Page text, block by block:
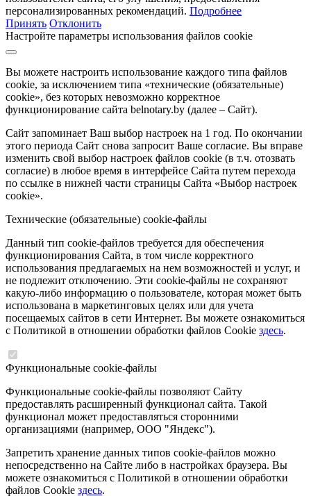
персонализированных рекомендаций. Подробнее
Принять Отклонить
Настройте параметры использования файлов cookie
Вы можете настроить использование каждого типа файлов
cookie, за исключением типа «технические (обязательные)
cookie», без которых невозможно корректное
функционирование сайта belnotary.by (далее – Сайт).
Сайт запоминает Ваш выбор настроек на 1 год. По окончании
этого периода Сайт снова запросит Ваше согласие. Вы вправе
изменить свой выбор настроек файлов cookie (в т.ч. отозвать
согласие) в любое время в интерфейсе Сайта путем перехода
по ссылке в нижней части страницы Сайта «Выбор настроек
cookie».
Технические (обязательные) cookie-файлы
Данный тип cookie-файлов требуется для обеспечения
функционирования Сайта, в том числе корректного
использования предлагаемых на нем возможностей и услуг, и
не подлежит отключению. Эти cookie-файлы не сохраняют
какую-либо информацию о пользователе, которая может быть
использована в маркетинговых целях или для учета
посещаемых сайтов в сети Интернет. Вы можете ознакомиться
с Политикой в отношении обработки файлов Cookie здесь.
Функциональные cookie-файлы
Функциональные cookie-файлы позволяют Сайту
предоставлять расширенный функционал сайта. Такой
функционал может предоставляться сторонними
организациями (например, ООО "Яндекс").
Запретить хранение данных типов cookie-файлов можно
непосредственно на Сайте либо в настройках браузера. Вы
можете ознакомиться с Политикой в отношении обработки
файлов Cookie здесь.